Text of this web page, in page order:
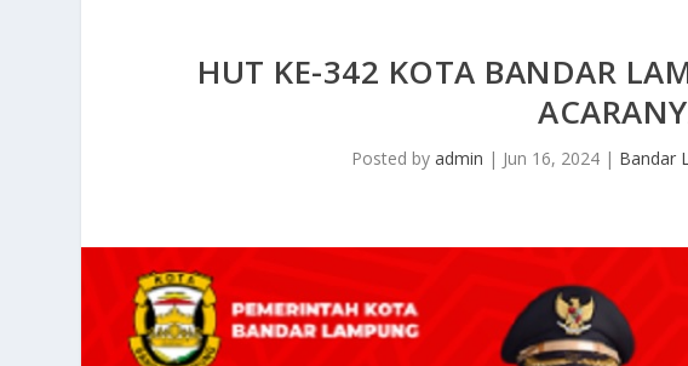
HUT KE-342 KOTA BANDAR
Posted by admin | Jun 16, 2024| Bandar